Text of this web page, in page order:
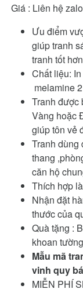
Giá : Liên hệ zalo
Ưu điểm
giúp tranh
tranh tốt
Chất liệu:
melamine
Tranh được
Vàng hoặc
giúp tôn vẻ
Tranh dùng
thang
căn hộ
Thích hợp
Nhận đặt
thước của
Quà tặng :
khoan
Mẫu mã
vinh quy
MIỄN PHÍ